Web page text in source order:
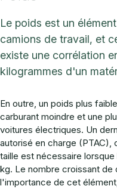
Le poids est un
camions de travail, et
existe une corrélation
kilogrammes d'un
En outre, un poids plus
carburant moindre et une
voitures électriques. Un
autorisé en charge (PTAC),
taille est nécessaire
kg. Le nombre croissant
l'importance de cet